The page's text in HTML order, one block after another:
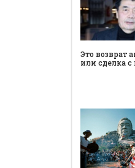
Это возврат
или сделка с